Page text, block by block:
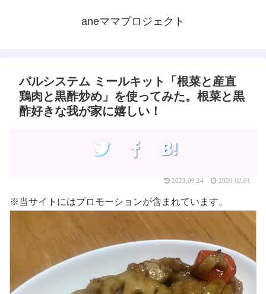
aneママプロジェクト
パルシステム ミールキット「根菜と産直
鶏肉と黒酢炒め」を使ってみた。根菜と黒
酢好きな我が家に嬉しい！
2023.09.24 2020.02.01
※当サイトにはプロモーションが含まれています。